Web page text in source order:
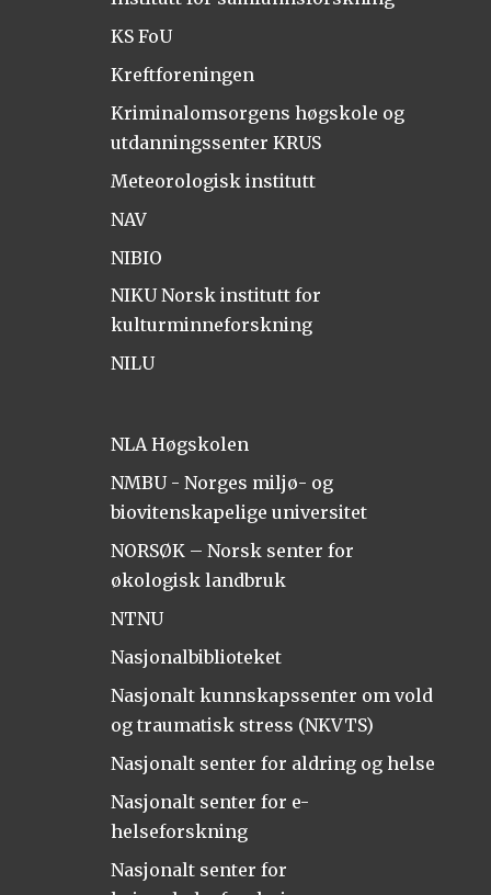
KS FoU
Kreftforeningen
Kriminalomsorgens høgskole og
utdanningssenter KRUS
Meteorologisk institutt
NAV
NIBIO
NIKU Norsk institutt for
kulturminneforskning
NILU
NLA Høgskolen
NMBU - Norges miljø- og
biovitenskapelige universitet
NORSØK – Norsk senter for
økologisk landbruk
NTNU
Nasjonalbiblioteket
Nasjonalt kunnskapssenter om vold
og traumatisk stress (NKVTS)
Nasjonalt senter for aldring og helse
Nasjonalt senter for e-
helseforskning
Nasjonalt senter for